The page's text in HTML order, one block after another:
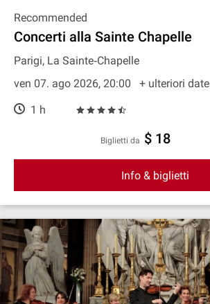
Recommended
Concerti alla Sainte Chapelle
Parigi, La Sainte‐Chapelle
ven 07. ago 2026, 20:00
+ ulteriori date
1 h
Biglietti da $ 18
Info & biglietti